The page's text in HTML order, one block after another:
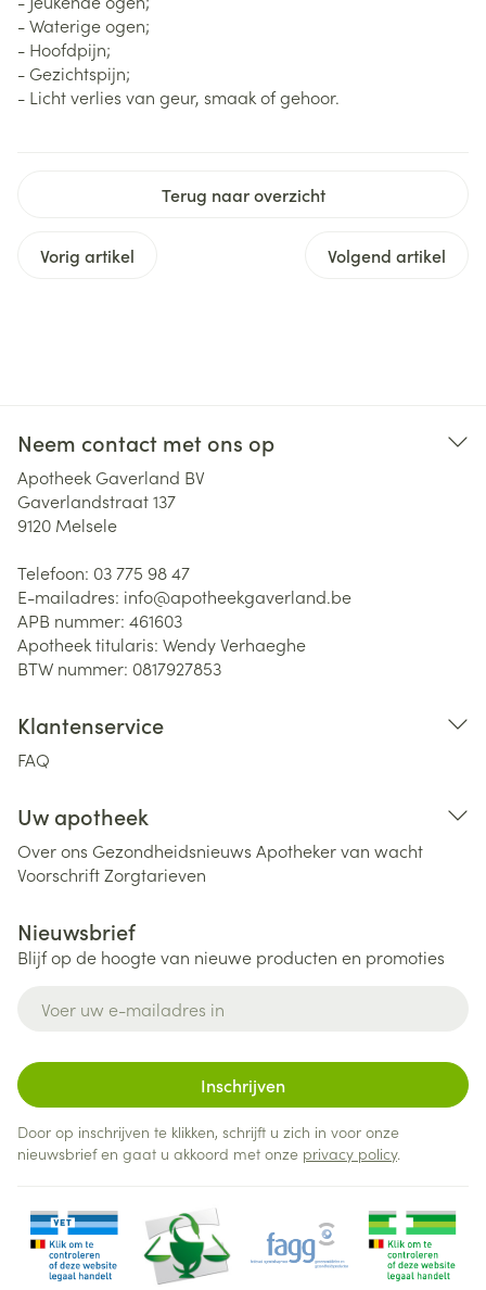
- Waterige ogen;
- Hoofdpijn;
- Gezichtspijn;
- Licht verlies van geur, smaak of gehoor.
Terug naar overzicht
Vorig artikel Volgend artikel
Neem contact met ons op
Apotheek Gaverland BV
Gaverlandstraat 137
9120 Melsele
Telefoon: 03 775 98 47
E-mailadres: info@apotheekgaverland.be
APB nummer: 461603
Apotheek titularis: Wendy Verhaeghe
BTW nummer: 0817927853
Klantenservice
FAQ
Uw apotheek
Over ons Gezondheidsnieuws Apotheker van wacht
VoorschriftZorgtarieven
Nieuwsbrief
Blijf op de hoogte van nieuwe producten en promoties
Inschrijven
Door op inschrijven te klikken, schrijft u zich in voor onze
nieuwsbrief en gaat u akkoord met onze privacy policy.